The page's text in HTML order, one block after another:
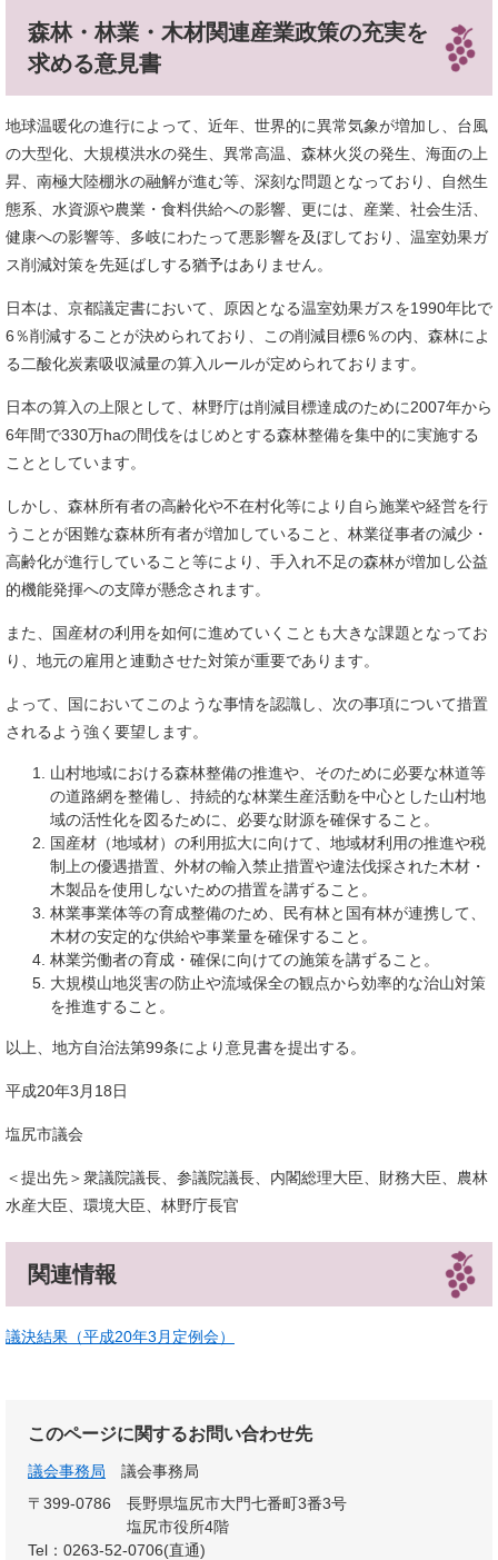
森林・林業・木材関連産業政策の充実を
求める意見書
地球温暖化の進行によって、近年、世界的に異常気象が増加し、台風
の大型化、大規模洪水の発生、異常高温、森林火災の発生、海面の上
昇、南極大陸棚氷の融解が進む等、深刻な問題となっており、自然生
態系、水資源や農業・食料供給への影響、更には、産業、社会生活、
健康への影響等、多岐にわたって悪影響を及ぼしており、温室効果ガ
ス削減対策を先延ばしする猶予はありません。
日本は、京都議定書において、原因となる温室効果ガスを1990年比で
6％削減することが決められており、この削減目標6％の内、森林によ
る二酸化炭素吸収減量の算入ルールが定められております。
日本の算入の上限として、林野庁は削減目標達成のために2007年から
6年間で330万haの間伐をはじめとする森林整備を集中的に実施する
こととしています。
しかし、森林所有者の高齢化や不在村化等により自ら施業や経営を行
うことが困難な森林所有者が増加していること、林業従事者の減少・
高齢化が進行していること等により、手入れ不足の森林が増加し公益
的機能発揮への支障が懸念されます。
また、国産材の利用を如何に進めていくことも大きな課題となってお
り、地元の雇用と連動させた対策が重要であります。
よって、国においてこのような事情を認識し、次の事項について措置
されるよう強く要望します。
山村地域における森林整備の推進や、そのために必要な林道等
の道路網を整備し、持続的な林業生産活動を中心とした山村地
域の活性化を図るために、必要な財源を確保すること。
国産材（地域材）の利用拡大に向けて、地域材利用の推進や税
制上の優遇措置、外材の輸入禁止措置や違法伐採された木材・
木製品を使用しないための措置を講ずること。
林業事業体等の育成整備のため、民有林と国有林が連携して、
木材の安定的な供給や事業量を確保すること。
林業労働者の育成・確保に向けての施策を講ずること。
大規模山地災害の防止や流域保全の観点から効率的な治山対策
を推進すること。
以上、地方自治法第99条により意見書を提出する。
平成20年3月18日
塩尻市議会
＜提出先＞衆議院議長、参議院議長、内閣総理大臣、財務大臣、農林
水産大臣、環境大臣、林野庁長官
関連情報
議決結果（平成20年3月定例会）
このページに関するお問い合わせ先
議会事務局
議会事務局
〒399-0786
長野県塩尻市大門七番町3番3号
塩尻市役所4階
Tel：0263-52-0706(直通)